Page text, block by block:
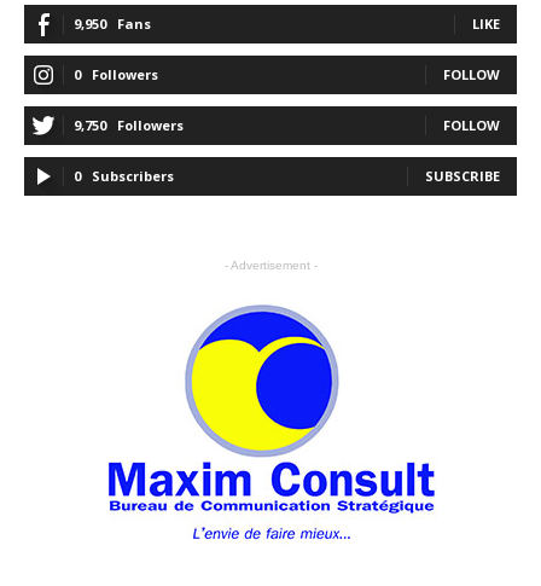
9,950 Fans LIKE
0 Followers FOLLOW
9,750 Followers FOLLOW
0 Subscribers SUBSCRIBE
- Advertisement -